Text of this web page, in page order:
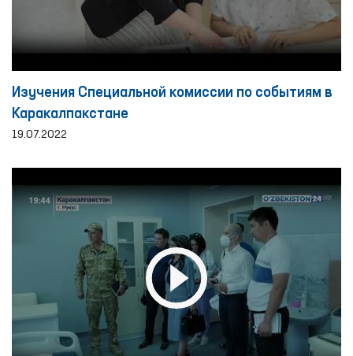
Изучения Специальной комиссии по событиям в
Каракалпакстане
19.07.2022